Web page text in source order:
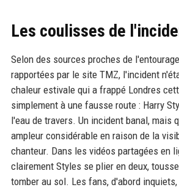
Les coulisses de
Selon des sources proches de
rapportées par le site TMZ, l'incident
chaleur estivale qui a frappé Londres
simplement à une fausse route : Harry
l'eau de travers. Un incident banal, mais
ampleur considérable en raison de la
chanteur. Dans les vidéos partagées en
clairement Styles se plier en deux,
tomber au sol. Les fans, d'abord